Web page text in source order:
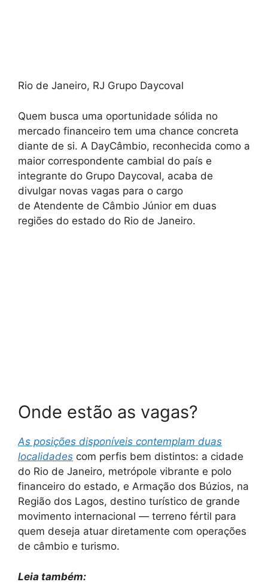
Rio de Janeiro, RJ Grupo Daycoval
Quem busca uma oportunidade sólida no
mercado financeiro tem uma chance concreta
diante de si. A DayCâmbio, reconhecida como a
maior correspondente cambial do país e
integrante do Grupo Daycoval, acaba de
divulgar novas vagas para o cargo
de Atendente de Câmbio Júnior em duas
regiões do estado do Rio de Janeiro.
Onde estão as vagas?
As posições disponíveis contemplam duas
localidades com perfis bem distintos: a cidade
do Rio de Janeiro, metrópole vibrante e polo
financeiro do estado, e Armação dos Búzios, na
Região dos Lagos, destino turístico de grande
movimento internacional — terreno fértil para
quem deseja atuar diretamente com operações
de câmbio e turismo.
Leia também: